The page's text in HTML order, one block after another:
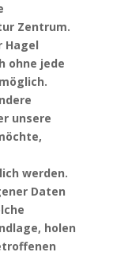
Zentrum.
Hagel
ohne jede
unsere
werden.
Daten
holen